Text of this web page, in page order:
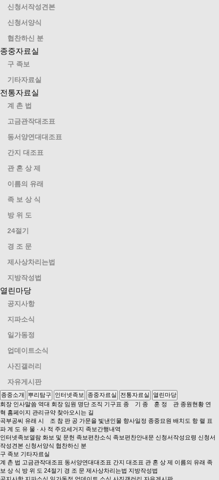
신청서작성견본
신청서양식
협찬하신 분
종중자료실
구 족보
기타자료실
전통자료실
계 촌 법
고금관작대조표
동서양연대대조표
간지 대조표
관 혼 상 제
이름의 유래
족 보 상 식
방 위 도
24절기
경 조 문
제사상차리는법
지방작성법
열린마당
공지사항
지파소식
일가동정
업데이트소식
사진갤러리
자유게시판
종중소개 뿌리탐구 인터넷족보 종중자료실 전통자료실
열린마당
회장 인사말씀 역대 회장 임원 명단 조직 기구표 종 기 종 훈 정 관 종원현황 연
혁 홈페이지 관리규약 찾아오시는 길
곡부공씨 유래 시 조 참 판 공 가문을 빛낸인물 향사일정 종중묘원 배치도 항 렬 표
파 계 도 유 물 · 사 적 주요세거지 족보간행내역
인터넷족보열람 화보 및 문헌 족보편찬소식 족보편찬안내문 신청서작성요령 신청서
작성견본 신청서양식 협찬하신 분
구 족보 기타자료실
계 촌 법 고금관작대조표 동서양연대대조표 간지 대조표 관 혼 상 제 이름의 유래 족
보 상 식 방 위 도 24절기 경 조 문 제사상차리는법 지방작성법